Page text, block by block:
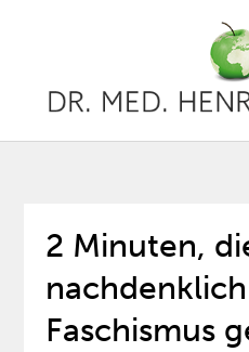
2 Minuten,
Faschismus